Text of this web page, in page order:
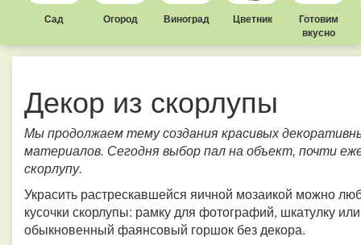
Сад Огород Виноград Цветник
Готовим
вкусно
Декор из скорлупы
Мы продолжаем тему создания красивых
материалов. Сегодня выбор пал на объект, почти
скорлупу.
Украсить растрескавшейся яичной мозаикой можно
кусочки скорлупы: рамку для фотографий, шкатулку
обыкновенный фаянсовый горшок без декора.